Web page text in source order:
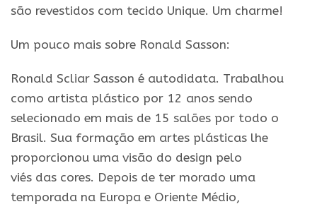
são revestidos com tecido Unique. Um charme!
Um pouco mais sobre Ronald Sasson:
Ronald Scliar Sasson é autodidata. Trabalhou
como artista plástico por 12 anos sendo
selecionado em mais de 15 salões por todo o
Brasil. Sua formação em artes plásticas lhe
proporcionou uma visão do design pelo
viés das cores. Depois de ter morado uma
temporada na Europa e Oriente Médio,